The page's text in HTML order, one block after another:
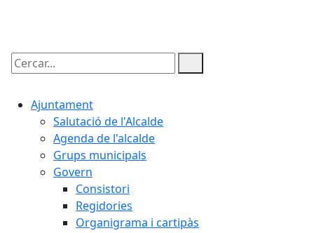
Cercar:
Ajuntament
Salutació de l'Alcalde
Agenda de l'alcalde
Grups municipals
Govern
Consistori
Regidories
Organigrama i cartipàs